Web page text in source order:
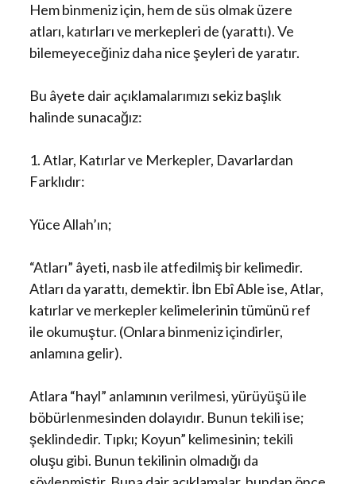
Hem binmeniz için, hem de süs olmak üzere
atları, katırları ve merkepleri de (yarattı). Ve
bilemeyeceğiniz daha nice şeyleri de yaratır.
Bu âyete dair açıklamalarımızı sekiz başlık
halinde sunacağız:
1. Atlar, Katırlar ve Merkepler, Davarlardan
Farklıdır:
Yüce Allah’ın;
“Atları” âyeti, nasb ile atfedilmiş bir kelimedir.
Atları da yarattı, demektir. İbn Ebî Able ise, Atlar,
katırlar ve merkepler kelimelerinin tümünü ref
ile okumuştur. (Onlara binmeniz içindirler,
anlamına gelir).
Atlara “hayl” anlamının verilmesi, yürüyüşü ile
böbürlenmesinden dolayıdır. Bunun tekili ise;
şeklindedir. Tıpkı; Koyun” kelimesinin; tekili
oluşu gibi. Bunun tekilinin olmadığı da